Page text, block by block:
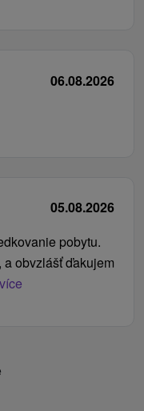
06.08.2026
05.08.2026
pobytu.
obvzlášť ďakujem